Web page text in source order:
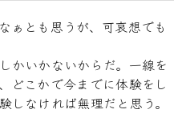
ぁとも思うが、可哀想でも
かいかないからだ。一線を
どこかで今までに体験をし
しなければ無理だと思う。